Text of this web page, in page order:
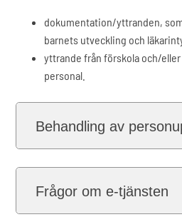
dokumentation/yttranden,
barnets utveckling och
yttrande från förskola och/
personal.
Behandling av
Frågor om e-tjänsten